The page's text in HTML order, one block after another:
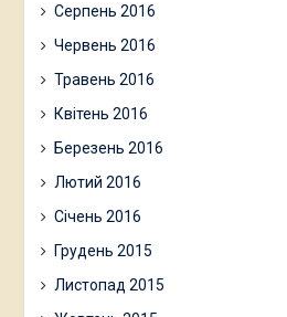
Серпень 2016
Червень 2016
Травень 2016
Квітень 2016
Березень 2016
Лютий 2016
Січень 2016
Грудень 2015
Листопад 2015